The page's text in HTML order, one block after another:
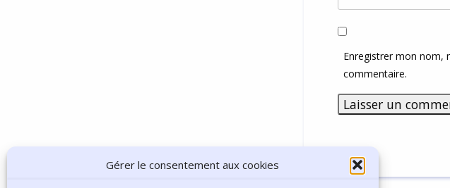
Gérer le consentement aux cookies
Enregistrer mon nom,
commentaire.